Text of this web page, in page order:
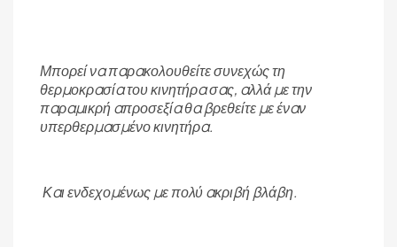
Μπορεί να παρακολουθείτε συνεχώς τη
θερμοκρασία του κινητήρα σας, αλλά με την
παραμικρή απροσεξία θα βρεθείτε με έναν
υπερθερμασμένο κινητήρα.
Και ενδεχομένως με πολύ ακριβή βλάβη.